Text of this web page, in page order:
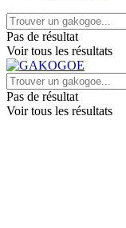
Pas de résultat
Voir tous les résultats
Pas de résultat
Voir tous les résultats